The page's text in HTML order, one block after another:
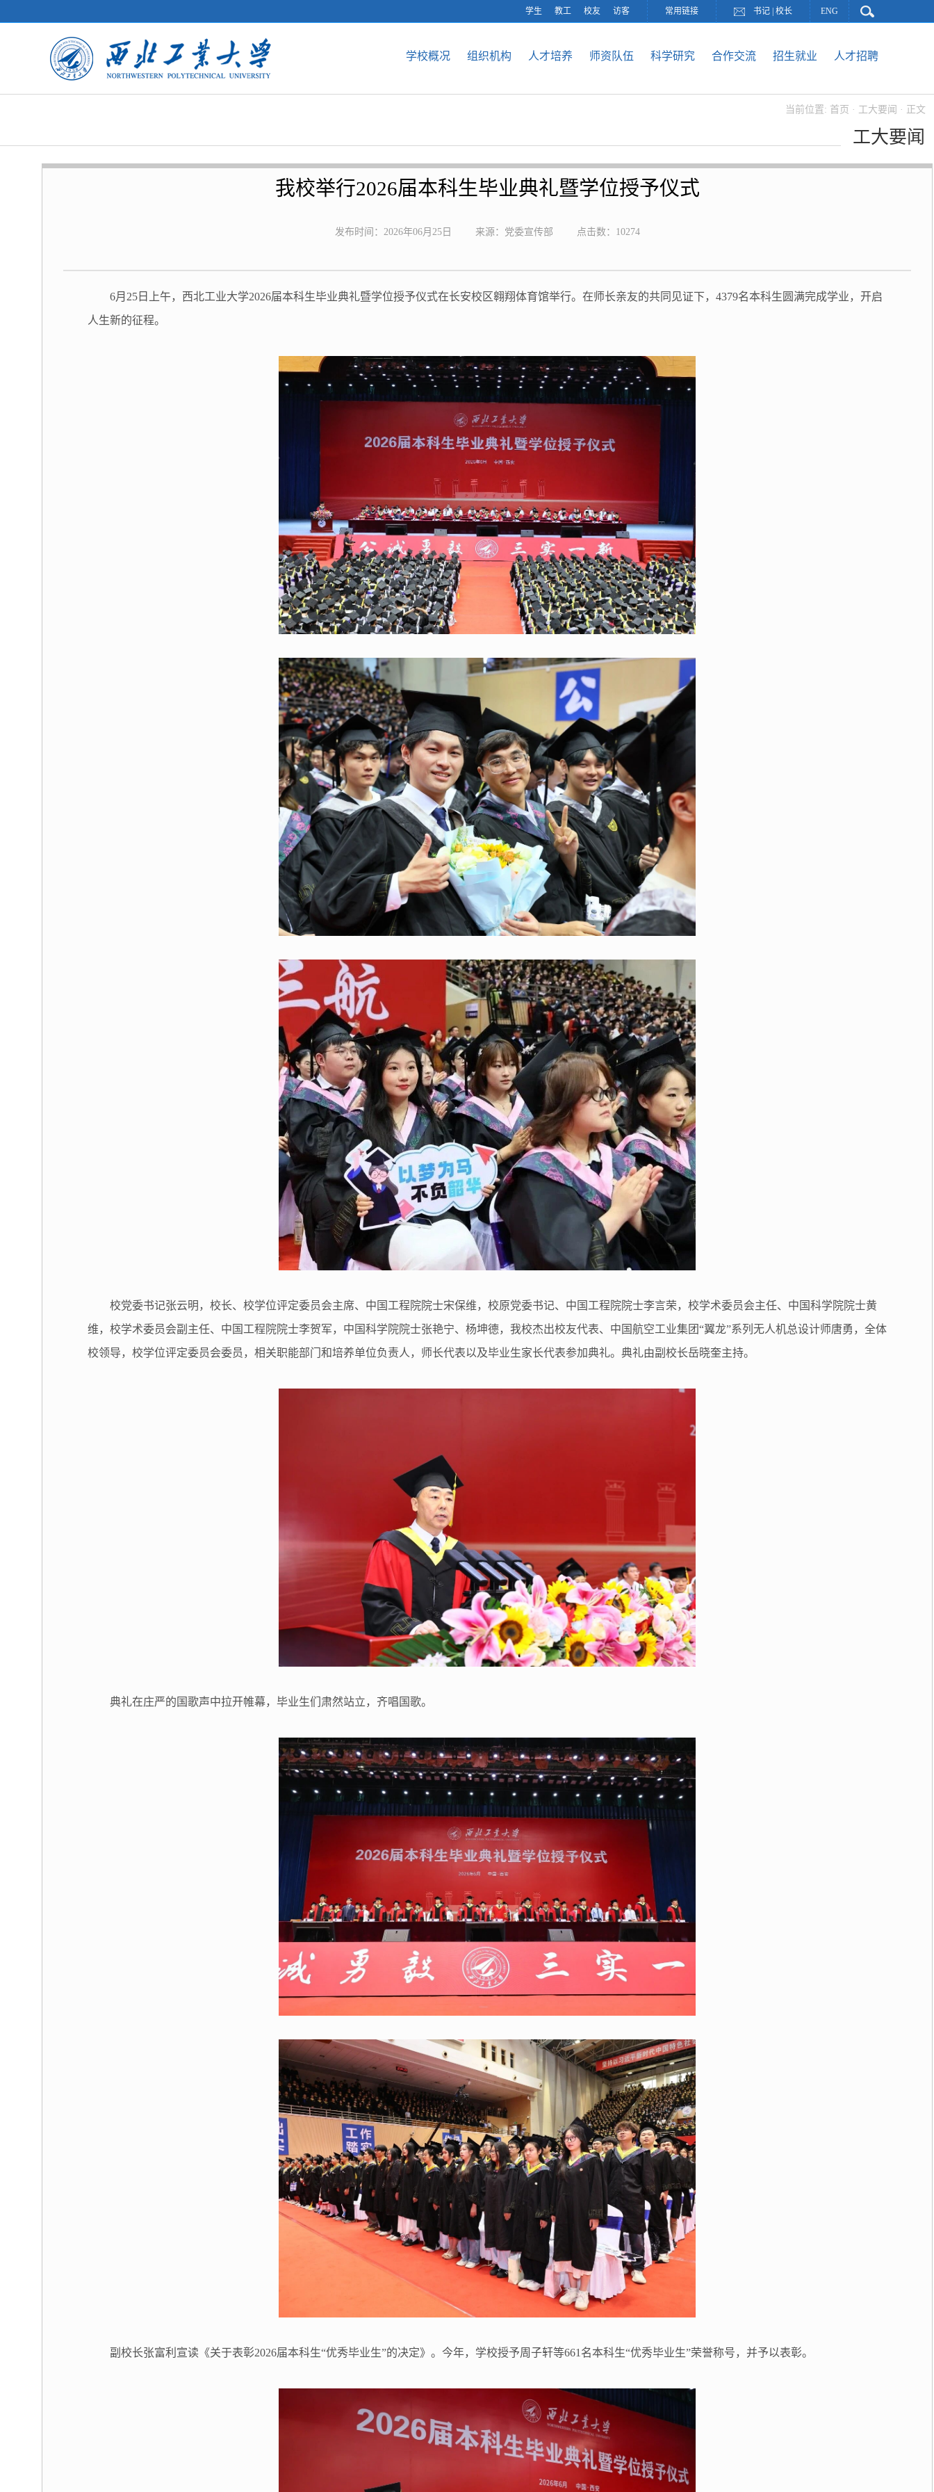
学生 教工 校友 访客 常用链接 书记 校长 ENG
学校概况 组织机构 人才培养 师资队伍 科学研究 合作交流 招生就业 人才招聘
当前位置: 首页 · 工大要闻 · 正文
工大要闻
我校举行2026届本科生毕业典礼暨学位授予仪式
发布时间：2026年06月25日 来源：党委宣传部 点击数： 10274
6月25日上午，西北工业大学2026届本科生毕业典礼暨学位授予仪式在长安校区翱翔体育馆举行。在师长亲友的共同见证下，4379名本科生圆满完成学业，开启
人生新的征程。
校党委书记张云明，校长、校学位评定委员会主席、中国工程院院士宋保维，校原党委书记、中国工程院院士李言荣，校学术委员会主任、中国科学院院士黄
维，校学术委员会副主任、中国工程院院士李贺军，中国科学院院士张艳宁、杨坤德，我校杰出校友代表、中国航空工业集团“翼龙”系列无人机总设计师唐勇，全体
校领导，校学位评定委员会委员，相关职能部门和培养单位负责人，师长代表以及毕业生家长代表参加典礼。典礼由副校长岳晓奎主持。
典礼在庄严的国歌声中拉开帷幕，毕业生们肃然站立，齐唱国歌。
副校长张富利宣读《关于表彰2026届本科生“优秀毕业生”的决定》。今年，学校授予周子轩等661名本科生“优秀毕业生”荣誉称号，并予以表彰。